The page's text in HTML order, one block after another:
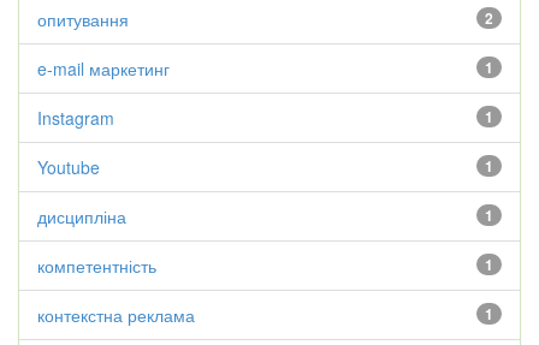
2
опитування
1
e-mail маркетинг
1
Instagram
1
Youtube
1
дисципліна
1
компетентність
1
контекстна реклама